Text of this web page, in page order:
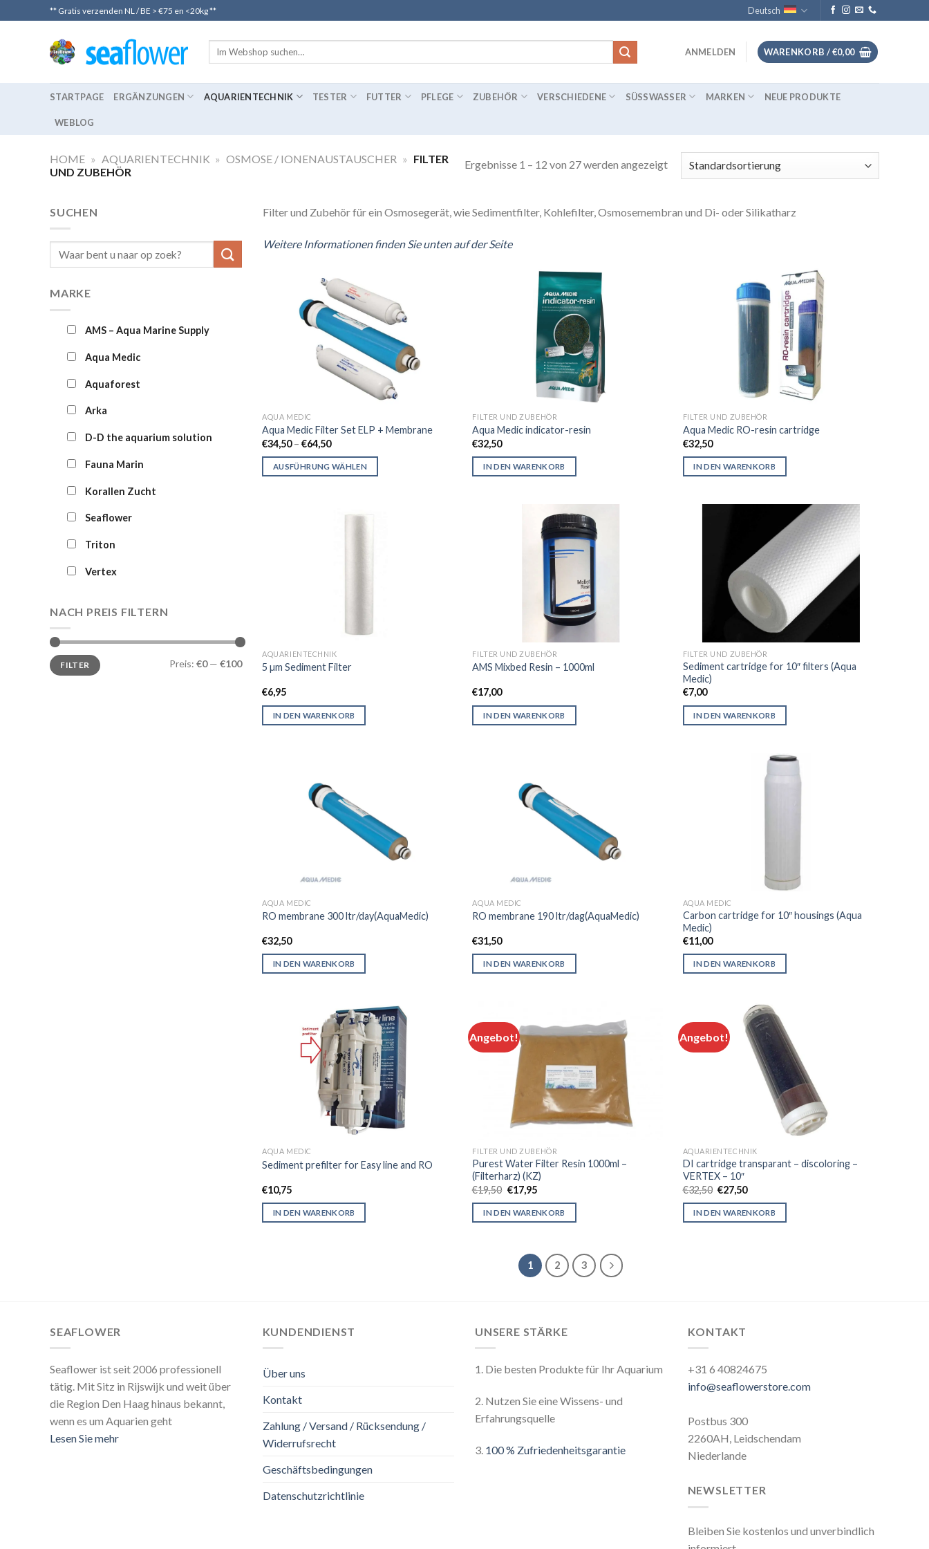
to
** Gratis verzenden NL / BE > €75 en <20kg ** Deutsch
ANMELDEN WARENKORB /€0,00
STARTPAGE ERGÄNZUNGEN AQUARIENTECHNIK TESTER FUTTER PFLEGE ZUBEHÖR VERSCHIEDENE SÜSSWASSER MARKEN NEUE PRODUKTE
WEBLOG
HOME » AQUARIENTECHNIK » OSMOSE / IONENAUSTAUSCHER » FILTER
UND ZUBEHÖR
Ergebnisse 1 – 12 von 27 werden angezeigt
SUCHEN
Suche
nach:
MARKE
AMS – Aqua Marine Supply
Aqua Medic
Aquaforest
Arka
D-D the aquarium solution
Fauna Marin
Korallen Zucht
Seaflower
Triton
Vertex
NACH PREIS FILTERN
Min.
Preis
Max.
PreisFILTER Preis: €0— €100
Filter und Zubehör für ein Osmosegerät, wie Sedimentfilter, Kohlefilter, Osmosemembran und Di- oder Silikatharz
Weitere Informationen finden Sie unten auf der Seite
AQUA MEDIC
Aqua Medic Filter Set ELP + Membrane
€34,50 – €64,50Price
€34,50
through
AUSFÜHRUNG WÄHLEN
the
product
page
FILTER UND ZUBEHÖR
Aqua Medic indicator-resin
€32,50
IN DEN WARENKORB
FILTER UND ZUBEHÖR
Aqua Medic RO-resin cartridge
€32,50
IN DEN WARENKORB
AQUARIENTECHNIK
5 µm Sediment Filter
€6,95
IN DEN WARENKORB
FILTER UND ZUBEHÖR
AMS Mixbed Resin – 1000ml
€17,00
IN DEN WARENKORB
FILTER UND ZUBEHÖR
Sediment cartridge for 10″ filters (Aqua
Medic)
€7,00
IN DEN WARENKORB
AQUA MEDIC
RO membrane 300 ltr/day(AquaMedic)
€32,50
IN DEN WARENKORB
AQUA MEDIC
RO membrane 190 ltr/dag(AquaMedic)
€31,50
IN DEN WARENKORB
AQUA MEDIC
Carbon cartridge for 10″ housings (Aqua
Medic)
€11,00
IN DEN WARENKORB
AQUA MEDIC
Sediment prefilter for Easy line and RO
€10,75
IN DEN WARENKORB
Angebot!
FILTER UND ZUBEHÖR
Purest Water Filter Resin 1000ml –
(Filterharz) (KZ)
€19,50 Original
price
was:
€19,50.
€17,95Current
is:
€17,95.
IN DEN WARENKORB
Angebot!
AQUARIENTECHNIK
DI cartridge transparant – discoloring –
VERTEX – 10″
€32,50 Original
price
was:
€32,50.
€27,50Current
is:
€27,50.
IN DEN WARENKORB
1 2 3
SEAFLOWER
Seaflower ist seit 2006 professionell
tätig. Mit Sitz in Rijswijk und weit über
die Region Den Haag hinaus bekannt,
wenn es um Aquarien geht
Lesen Sie mehr
KUNDENDIENST
Über uns
Kontakt
Zahlung / Versand / Rücksendung /
Widerrufsrecht
Geschäftsbedingungen
Datenschutzrichtlinie
UNSERE STÄRKE
1. Die besten Produkte für Ihr Aquarium
2. Nutzen Sie eine Wissens- und
Erfahrungsquelle
3. 100 % Zufriedenheitsgarantie
KONTAKT
+31 6 40824675
info@seaflowerstore.com
Postbus 300
2260AH, Leidschendam
Niederlande
NEWSLETTER
Bleiben Sie kostenlos und unverbindlich